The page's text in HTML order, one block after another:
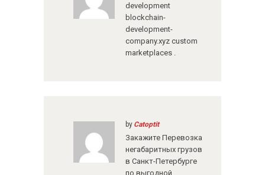
development
blockchain-
development-
company.xyzcustom
marketplaces .
by Catoptit
Закажите Перевозка
негабаритных грузов
в Санкт-Петербурге
по выгодной